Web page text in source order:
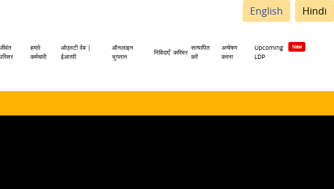
English Hindi
जीवंत
परिसर
हमारे
कर्मचारी
ओएलटी वेब |
ईआरपी
ऑनलाइन
भुगतान
निविदाएँ करियर
सत्यापित
करें
अन्वेषण
करना
Upcoming
LDP